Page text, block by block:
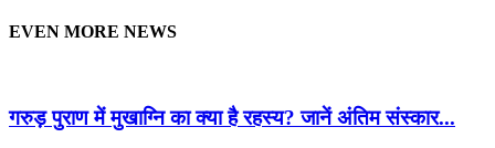
EVEN MORE NEWS
गरुड़ पुराण में मुखाग्नि का क्या है रहस्य? जानें अंतिम संस्कार...